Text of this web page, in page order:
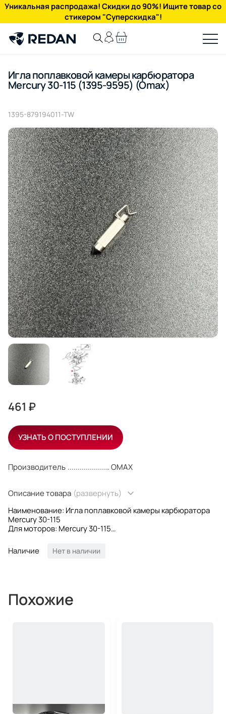
Уникальная распродажа! Скидки до 90%! Ищите товар со
стикером "Суперскидка"!
Игла поплавковой камеры карбюратора
Mercury 30-115 (1395-9595) (Omax)
1395-879194011-TW
Производитель OMAX
Описание товара (развернуть)
Наименование: Игла поплавковой камеры карбюратора
Mercury 30-115
Для моторов: Mercury 30-115
Производитель: Omax
Наличие Нет в наличии
461 ₽
УЗНАТЬ О ПОСТУПЛЕНИИ
Похожие